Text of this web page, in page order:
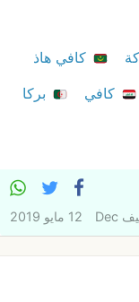
كافي هاذ
كافي
بركا
Dec 12 مايو 2019